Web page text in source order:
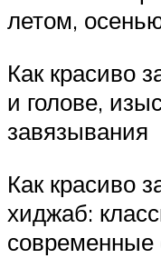
летом,
Как красиво
и голове,
завязывания
Как красиво
хиджаб:
современные